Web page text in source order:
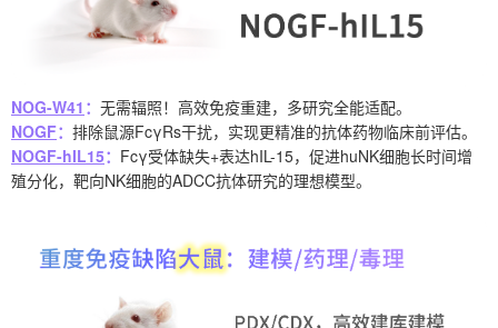
NOG-W41 ： 无需辐照！高效免疫重建，多研究全能适配。
NOGF： 排除鼠源FcγRs干扰，实现更精准的抗体药物临床前评估。
NOGF-hIL15： Fcγ受体缺失+表达hIL-15，促进huNK细胞长时间增
殖分化，靶向NK细胞的ADCC抗体研究的理想模型。